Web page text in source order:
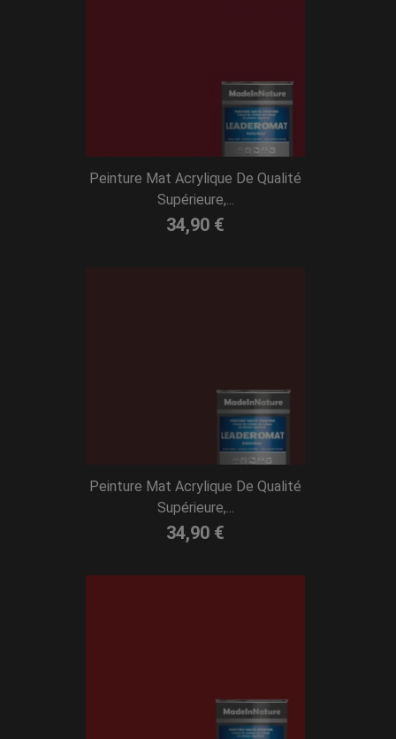
Peinture Mat Acrylique De Qualité
Supérieure,...
34,90 €
Peinture Mat Acrylique De Qualité
Supérieure,...
34,90 €